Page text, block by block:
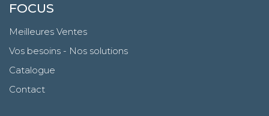
FOCUS
Meilleures Ventes
Vos besoins - Nos solutions
Catalogue
Contact